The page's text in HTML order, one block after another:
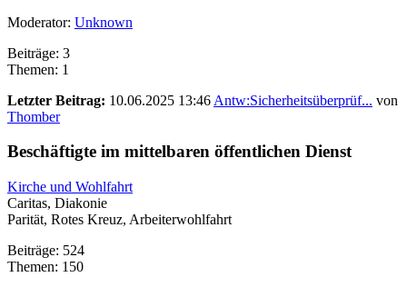
Moderator: Unknown
Beiträge: 3
Themen: 1
Letzter Beitrag: 10.06.2025 13:46 Antw:Sicherheitsüberprüf... von
Thomber
Beschäftigte im mittelbaren öffentlichen Dienst
Kirche und Wohlfahrt
Caritas, Diakonie
Parität, Rotes Kreuz, Arbeiterwohlfahrt
Beiträge: 524
Themen: 150